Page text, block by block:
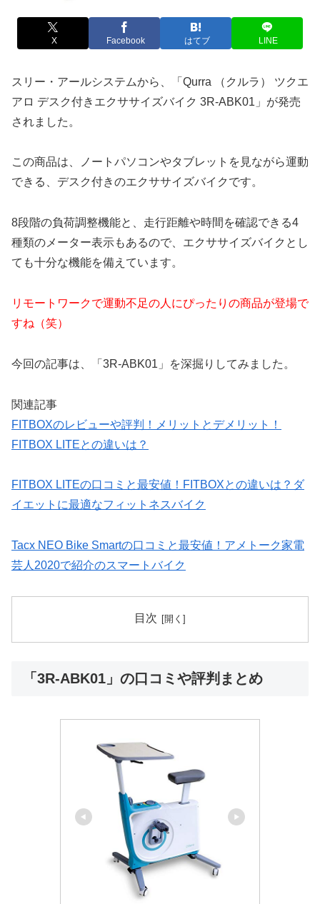
X Facebook はてブ LINE
スリー・アールシステムから、「Qurra （クルラ） ツクエ
アロ デスク付きエクササイズバイク 3R-ABK01」が発売
されました。
この商品は、ノートパソコンやタブレットを見ながら運動
できる、デスク付きのエクササイズバイクです。
8段階の負荷調整機能と、走行距離や時間を確認できる4
種類のメーター表示もあるので、エクササイズバイクとし
ても十分な機能を備えています。
リモートワークで運動不足の人にぴったりの商品が登場で
すね（笑）
今回の記事は、「3R-ABK01」を深掘りしてみました。
関連記事
FITBOXのレビューや評判！メリットとデメリット！
FITBOX LITEとの違いは？
FITBOX LITEの口コミと最安値！FITBOXとの違いは？ダ
イエットに最適なフィットネスバイク
Tacx NEO Bike Smartの口コミと最安値！アメトーク家電
芸人2020で紹介のスマートバイク
目次
「3R-ABK01」の口コミや評判まとめ